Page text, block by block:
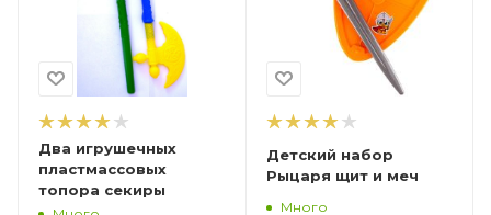
Два игрушечных
пластмассовых
топора секиры
Детский набор
Рыцаря щит и меч
Много